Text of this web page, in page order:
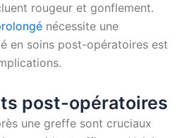
rougeur et gonflement.
nécessite une
en soins post-opératoires est
post-opératoires
une greffe sont cruciaux